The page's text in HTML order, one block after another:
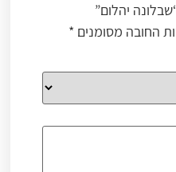
יהלום”
החובה מסומנים *